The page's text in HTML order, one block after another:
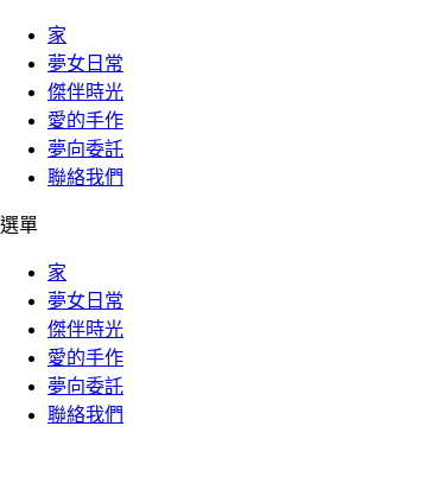
家
夢女日常
傑伴時光
愛的手作
夢向委託
聯絡我們
選單
家
夢女日常
傑伴時光
愛的手作
夢向委託
聯絡我們